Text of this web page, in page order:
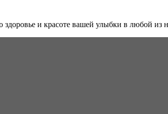
и красоте вашей улыбки в любой из